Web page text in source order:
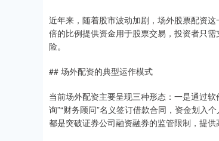
近年来，随着股市波动加剧，场外股票配资
倍的比例提供资金用于股票交易，投资者只
险。
## 场外配资的典型运作模式
当前场外配资主要呈现三种形态：一是通过
询”“财务顾问”名义签订借款合同，资金划入
都是突破证券公司融资融券的监管限制，提供